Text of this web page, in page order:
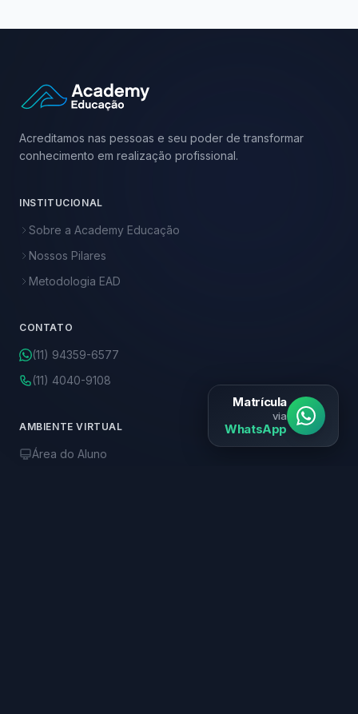
Acreditamos nas pessoas e seu poder de transformar
conhecimento em realização profissional.
INSTITUCIONAL
Sobre a Academy Educação
Nossos Pilares
Metodologia EAD
CONTATO
(11) 94359-6577
(11) 4040-9108
AMBIENTE VIRTUAL
Área do Aluno
Matrícula
via
WhatsApp